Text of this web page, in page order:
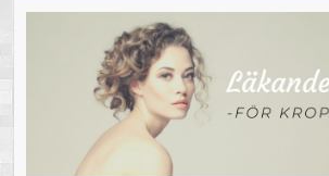
LIVSKUNSKAP